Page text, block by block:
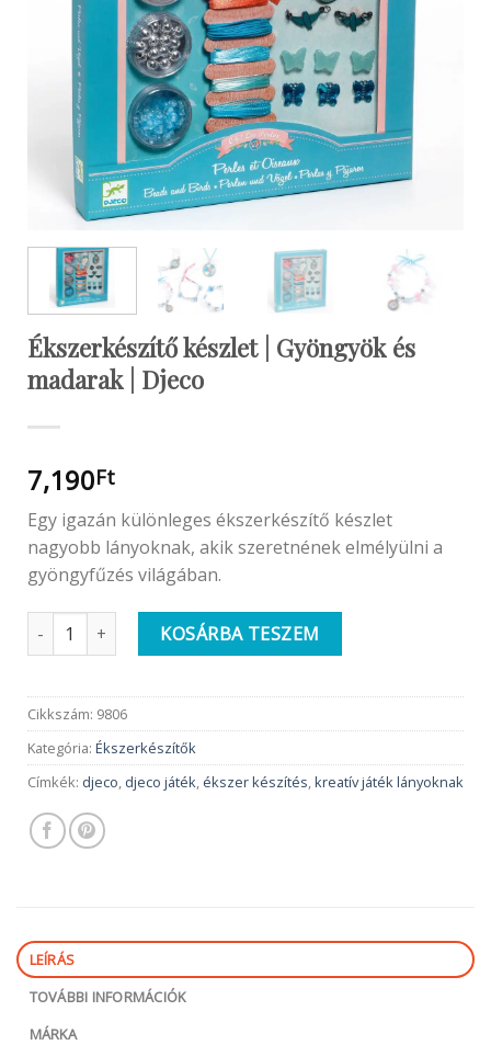
Ékszerkészítő készlet | Gyöngyök és
madarak | Djeco
7,190Ft
Egy igazán különleges ékszerkészítő készlet
nagyobb lányoknak, akik szeretnének elmélyülni a
gyöngyfűzés világában.
Ékszerkészítő készlet | Gyöngyök és madarak | Djeco
KOSÁRBA TESZEM
Cikkszám: 9806
Kategória: Ékszerkészítők
Címkék: djeco, djeco játék, ékszer készítés,kreatív játék lányoknak
LEÍRÁS
TOVÁBBI INFORMÁCIÓK
MÁRKA